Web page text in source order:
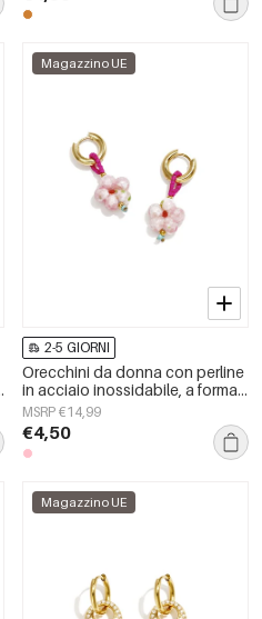
Magazzino UE
2-5 GIORNI
Orecchini da donna con perline
in acciaio inossidabile, a forma
di fiore, semplici e graziosi, della
serie Cute.
MSRP €14,99
€4,50
Magazzino UE